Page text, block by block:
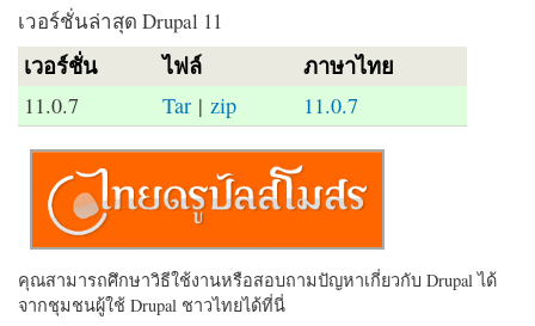
เวอร์ชั่นล่าสุด Drupal 11
เวอร์ชั่น ไฟล์ ภาษาไทย
11.0.7 Tar | zip 11.0.7
คุณสามารถศึกษาวิธีใช้งานหรือสอบถามปัญหาเกี่ยวกับ Drupal ได้
จากชุมชนผู้ใช้ Drupal ชาวไทยได้ที่นี่